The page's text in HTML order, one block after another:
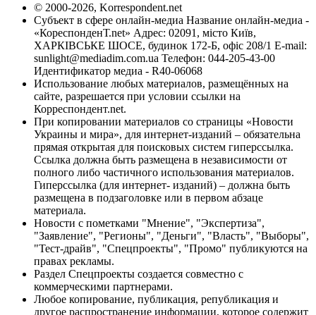
© 2000-2026, Korrespondent.net
Субъект в сфере онлайн-медиа Название онлайн-медиа -
«КореспонденТ.net» Адрес: 02091, місто Київ,
ХАРКІВСЬКЕ ШОСЕ, будинок 172-Б, офіс 208/1 E-mail:
sunlight@mediadim.com.ua Телефон: 044-205-43-00
Идентификатор медиа - R40-06068
Использование любых материалов, размещённых на
сайте, разрешается при условии ссылки на
Корреспондент.net.
При копировании материалов со страницы «Новости
Украины и мира», для интернет-изданий – обязательна
прямая открытая для поисковых систем гиперссылка.
Ссылка должна быть размещена в независимости от
полного либо частичного использования материалов.
Гиперссылка (для интернет- изданий) – должна быть
размещена в подзаголовке или в первом абзаце
материала.
Новости с пометками "Мнение", "Экспертиза",
"Заявление", "Регионы", "Деньги", "Власть", "Выборы",
"Тест-драйв", "Спецпроекты", "Промо" публикуются на
правах рекламы.
Раздел Спецпроекты создается совместно с
коммерческими партнерами.
Любое копирование, публикация, републикация и
другое распространение информации, которое содержит